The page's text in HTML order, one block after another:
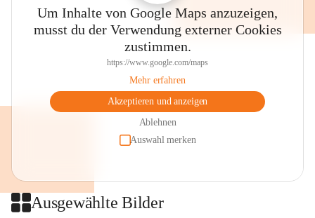
Um Inhalte von Google Maps anzuzeigen,
musst du der Verwendung externer Cookies
zustimmen.
https://www.google.com/maps
Mehr erfahren
Akzeptieren und anzeigen
Ablehnen
Auswahl merken
Ausgewählte Bilder